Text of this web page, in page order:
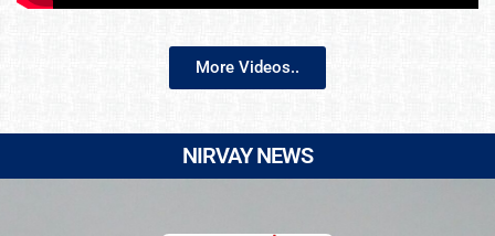
More Videos..
NIRVAY NEWS